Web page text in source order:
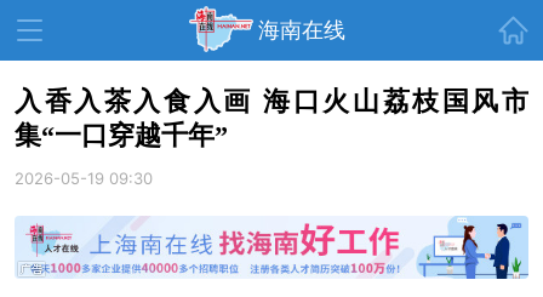
海南在线
资讯中心 热点
教育 健康 房产
入香入茶入食入画 海口火山荔枝国风市
集“一口穿越千年”
2026-05-19 09:30